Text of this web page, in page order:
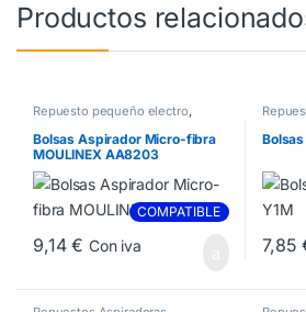
Productos
Repuesto pequeño electro,
Repuestos Aspiradoras
Bolsas Aspirador Micro-fibra
MOULINEX AA8203
COMPATIBLE
9,14€ Con iva 7,85